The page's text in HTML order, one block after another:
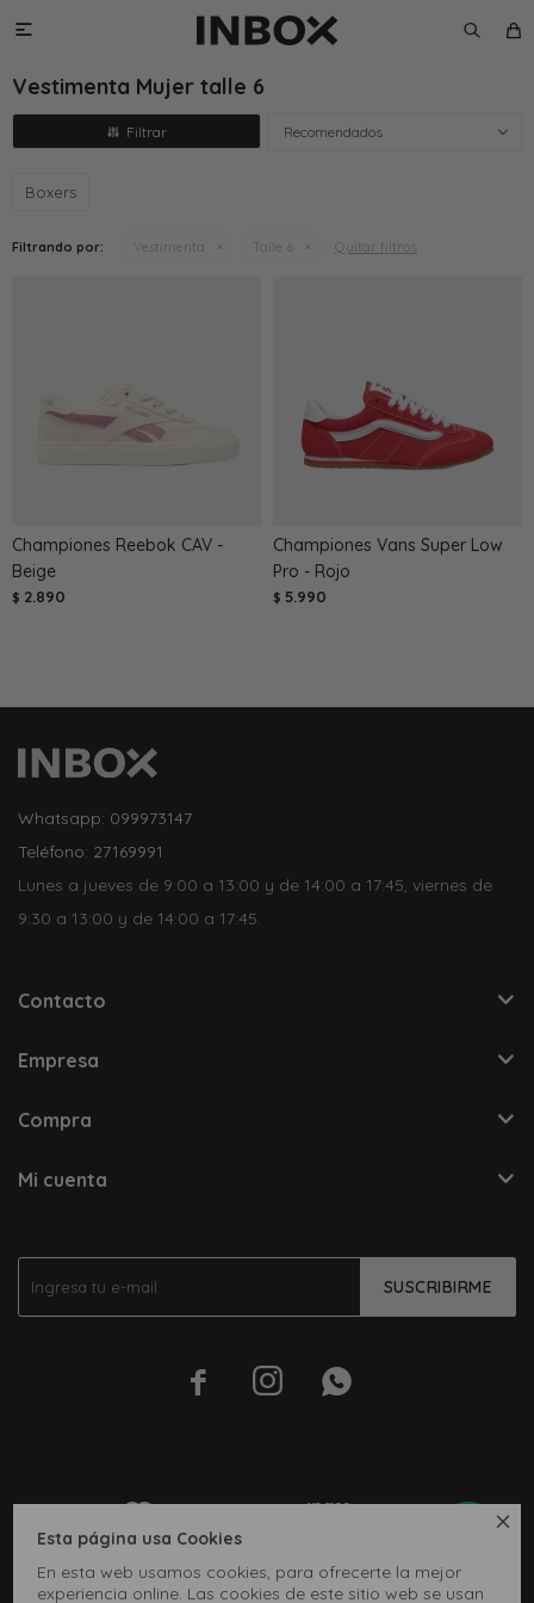

Esta página usa Cookies
En esta web usamos cookies, para ofrecerte la mejor
experiencia online. Las cookies de este sitio web se usan

Vestimenta Mujer talle 6
Recomendados
Boxers
Filtrando por: Vestimenta Talle 6 Quitar filtros
Championes Reebok CAV -
Beige
$ 2.890
Championes Vans Super Low
Pro - Rojo
$ 5.990
SUSCRIBIRME
  
Whatsapp: 099973147
Teléfono: 27169991
Lunes a jueves de 9:00 a 13:00 y de 14:00 a 17:45, viernes de
9:30 a 13:00 y de 14:00 a 17:45.
Contacto
Empresa
Compra
Mi cuenta